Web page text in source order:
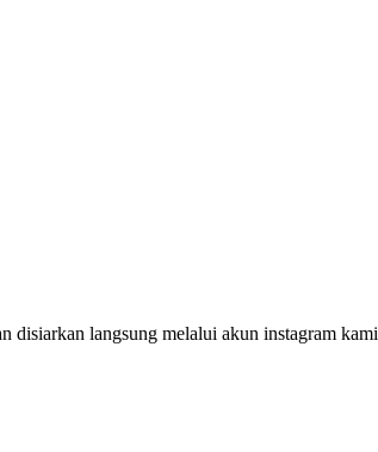
disiarkan langsung melalui akun instagram kami